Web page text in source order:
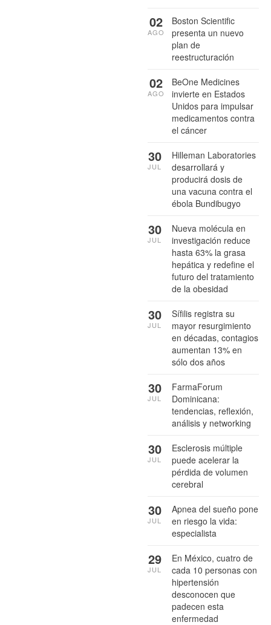
Boston Scientific
presenta un nuevo
plan de
reestructuración
02
AGO
BeOne Medicines
invierte en Estados
Unidos para impulsar
medicamentos contra
el cáncer
02
AGO
Hilleman Laboratories
desarrollará y
producirá dosis de
una vacuna contra el
ébola Bundibugyo
30
JUL
Nueva molécula en
investigación reduce
hasta 63% la grasa
hepática y redefine el
futuro del tratamiento
de la obesidad
30
JUL
Sífilis registra su
mayor resurgimiento
en décadas, contagios
aumentan 13% en
sólo dos años
30
JUL
FarmaForum
Dominicana:
tendencias, reflexión,
análisis y networking
30
JUL
Esclerosis múltiple
puede acelerar la
pérdida de volumen
cerebral
30
JUL
Apnea del sueño pone
en riesgo la vida:
especialista
30
JUL
En México, cuatro de
cada 10 personas con
hipertensión
desconocen que
padecen esta
enfermedad
29
JUL